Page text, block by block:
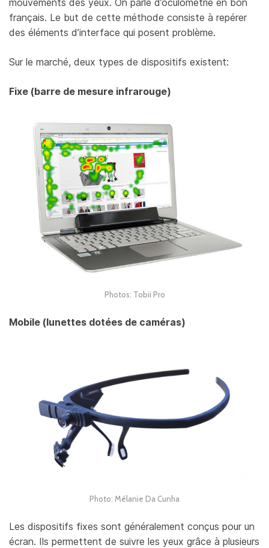
mouvements des yeux. On parle d’oculométrie en bon
français. Le but de cette méthode consiste à repérer
des éléments d’interface qui posent problème.
Sur le marché, deux types de dispositifs existent:
Fixe (barre de mesure infrarouge)
Photos: Tobii Pro
Mobile (lunettes dotées de caméras)
Photo: Mélanie Da Cunha
Les dispositifs fixes sont généralement conçus pour un
écran. Ils permettent de suivre les yeux grâce à plusieurs